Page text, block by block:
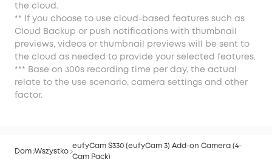
the cloud.
** If you choose to use cloud-based features such as
Cloud Backup or push notifications with thumbnail
previews, videos or thumbnail previews will be sent to
the cloud as needed to provide your selected features.
*** Base on 300s recording time per day, the actual
relate to the use scenario, camera settings and other
factor.
Dom Wszystko
eufyCam S330 (eufyCam 3) Add-on Camera (4-
Cam Pack)